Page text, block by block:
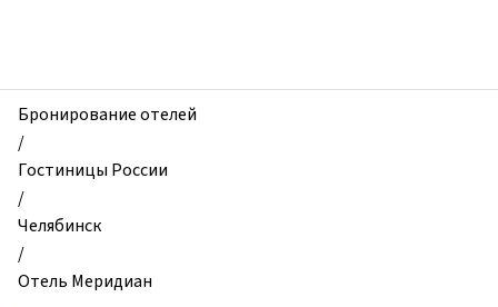
Отель
Меридиан,
Челябинск,
Россия
Бронирование отелей
/
Гостиницы России
/
Челябинск
/
Отель Меридиан